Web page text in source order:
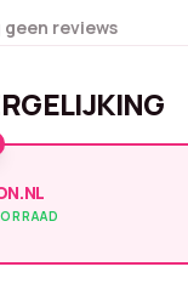
geen reviews